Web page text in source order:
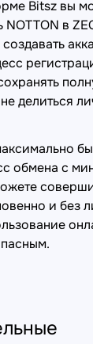
Bitsz вы
NOTTON в
делиться
обмена с
и без